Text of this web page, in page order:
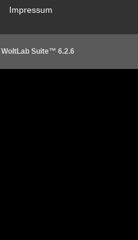
Impressum
WoltLab Suite™ 6.2.6